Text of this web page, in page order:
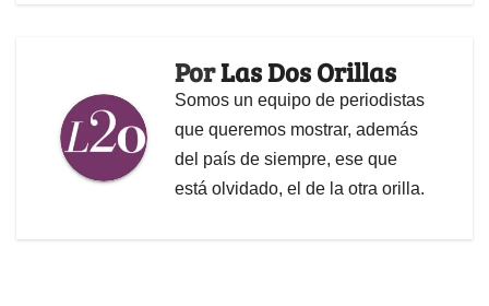
PorLas Dos Orillas
Somos un equipo de periodistas
que queremos mostrar, además
del país de siempre, ese que
está olvidado, el de la otra orilla.